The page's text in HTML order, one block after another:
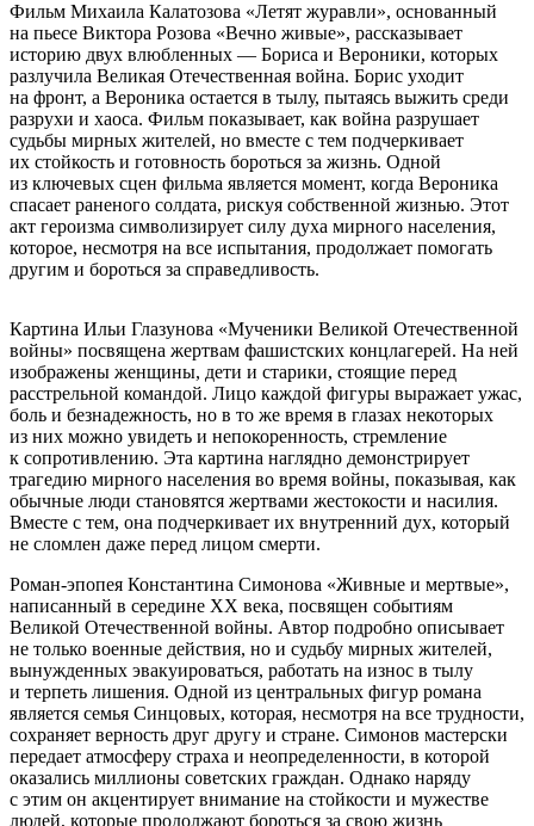
Фильм Михаила Калатозова «Летят журавли», основанный
на пьесе Виктора Розова «Вечно живые», рассказывает
историю двух влюбленных — Бориса и Вероники, которых
разлучила Великая Отечественная война. Борис уходит
на фронт, а Вероника остается в тылу, пытаясь выжить среди
разрухи и хаоса. Фильм показывает, как война разрушает
судьбы мирных жителей, но вместе с тем подчеркивает
их стойкость и готовность бороться за жизнь. Одной
из ключевых сцен фильма является момент, когда Вероника
спасает раненого солдата, рискуя собственной жизнью. Этот
акт героизма символизирует силу духа мирного населения,
которое, несмотря на все испытания, продолжает помогать
другим и бороться за справедливость.
Картина Ильи Глазунова «Мученики Великой Отечественной
войны» посвящена жертвам фашистских концлагерей. На ней
изображены женщины, дети и старики, стоящие перед
расстрельной командой. Лицо каждой фигуры выражает ужас,
боль и безнадежность, но в то же время в глазах некоторых
из них можно увидеть и непокоренность, стремление
к сопротивлению. Эта картина наглядно демонстрирует
трагедию мирного населения во время войны, показывая, как
обычные люди становятся жертвами жестокости и насилия.
Вместе с тем, она подчеркивает их внутренний дух, который
не сломлен даже перед лицом смерти.
Роман-эпопея Константина Симонова «Живные и мертвые»,
написанный в середине XX века, посвящен событиям
Великой Отечественной войны. Автор подробно описывает
не только военные действия, но и судьбу мирных жителей,
вынужденных эвакуироваться, работать на износ в тылу
и терпеть лишения. Одной из центральных фигур романа
является семья Синцовых, которая, несмотря на все трудности,
сохраняет верность друг другу и стране. Симонов мастерски
передает атмосферу страха и неопределенности, в которой
оказались миллионы советских граждан. Однако наряду
с этим он акцентирует внимание на стойкости и мужестве
людей, которые продолжают бороться за свою жизнь